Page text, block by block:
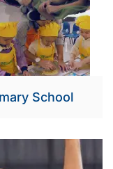
School